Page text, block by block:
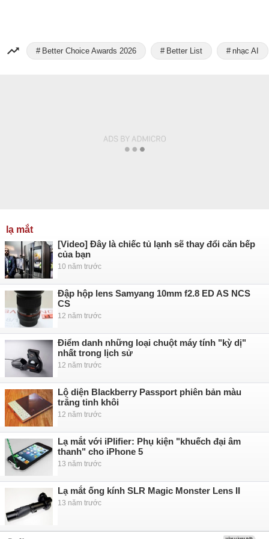
Better Choice Awards 2026 Better List nhạc AI
lạ mắt
[Video] Đây là chiếc tủ lạnh sẽ thay đổi căn bếp
của bạn
10 năm trước
Đập hộp lens Samyang 10mm f2.8 ED AS NCS
CS
12 năm trước
Điểm danh những loại chuột máy tính "kỳ dị"
nhất trong lịch sử
12 năm trước
Lộ diện Blackberry Passport phiên bản màu
trắng tinh khôi
12 năm trước
Lạ mắt với iPlifier: Phụ kiện "khuếch đại âm
thanh" cho iPhone 5
13 năm trước
Lạ mắt ống kính SLR Magic Monster Lens II
13 năm trước